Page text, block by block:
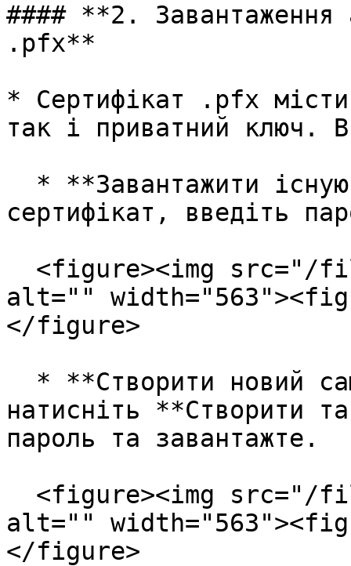
#### **2. Завантаження
.pfx**
* Сертифікат .pfx
так і приватний ключ.
сертифікат, введіть
alt=""
</figure>
натисніть **Створити
пароль та завантажте.
alt=""
</figure>